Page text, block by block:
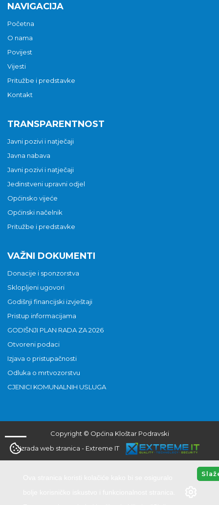
NAVIGACIJA
Početna
O nama
Povijest
Vijesti
Pritužbe i predstavke
Kontakt
TRANSPARENTNOST
Javni pozivi i natječaji
Javna nabava
Javni pozivi i natječaji
Jedinstveni upravni odjel
Općinsko vijeće
Općinski načelnik
Pritužbe i predstavke
VAŽNI DOKUMENTI
Donacije i sponzorstva
Sklopljeni ugovori
Godišnji financijski izvještaji
Pristup informacijama
GODIŠNJI PLAN RADA ZA 2026
Otvoreni podaci
Izjava o pristupačnosti
Odluka o mrtvozorstvu
CJENICI KOMUNALNIH USLUGA
Copyright © Općina Kloštar Podravski
Izrada web stranica - Extreme IT